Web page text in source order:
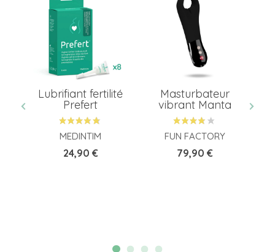
Lubrifiant fertilité
Prefert
MEDINTIM
Prix
24,90 €
Masturbateur
vibrant Manta
FUN FACTORY
Prix
79,90 €